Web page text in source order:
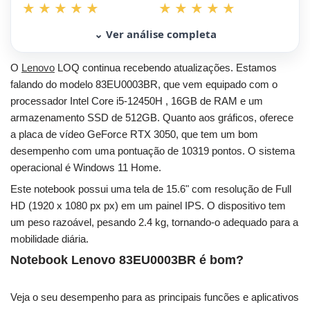
⌄ Ver análise completa
O Lenovo LOQ continua recebendo atualizações. Estamos
falando do modelo 83EU0003BR, que vem equipado com o
processador Intel Core i5-12450H , 16GB de RAM e um
armazenamento SSD de 512GB. Quanto aos gráficos, oferece
a placa de vídeo GeForce RTX 3050, que tem um bom
desempenho com uma pontuação de 10319 pontos. O sistema
operacional é Windows 11 Home.
Este notebook possui uma tela de 15.6" com resolução de Full
HD (1920 x 1080 px px) em um painel IPS. O dispositivo tem
um peso razoável, pesando 2.4 kg, tornando-o adequado para a
mobilidade diária.
Notebook Lenovo 83EU0003BR é bom?
Veja o seu desempenho para as principais funcões e aplicativos